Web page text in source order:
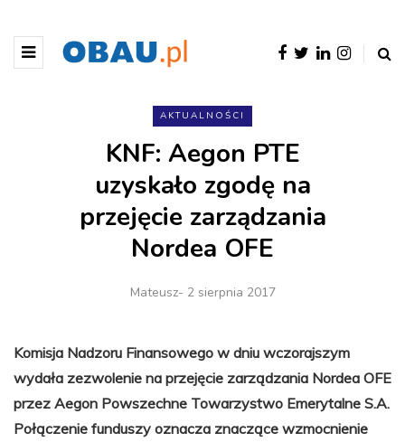
AKTUALNOŚCI
KNF: Aegon PTE
uzyskało zgodę na
przejęcie zarządzania
Nordea OFE
Mateusz- 2 sierpnia 2017
Komisja Nadzoru Finansowego w dniu wczorajszym
wydała zezwolenie na przejęcie zarządzania Nordea OFE
przez Aegon Powszechne Towarzystwo Emerytalne S.A.
Połączenie funduszy oznacza znaczące wzmocnienie